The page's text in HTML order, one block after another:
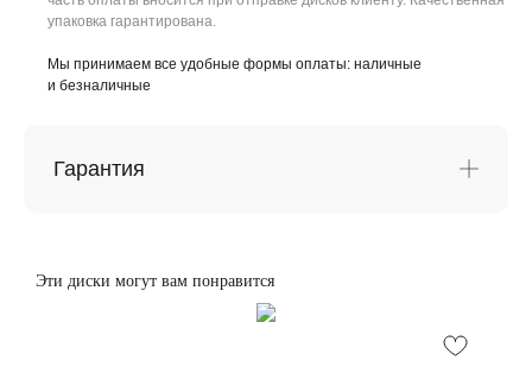
упаковка гарантирована.
Мы принимаем все удобные формы оплаты: наличные
и безналичные
Гарантия
Эти диски могут вам понравится